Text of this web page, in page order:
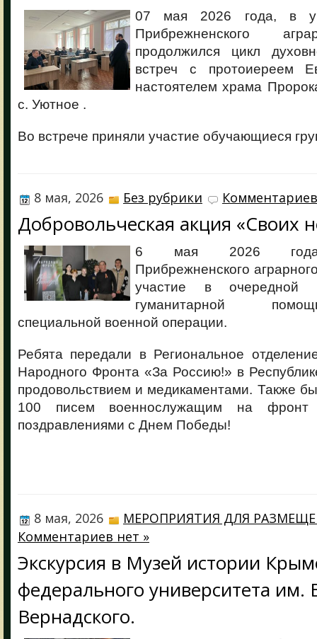
07 мая 2026 года, в
Прибрежненского
продолжился цикл
встреч с протоиереем
настоятелем храма
с. Уютное .
Во встрече приняли участие обучающиеся
8 мая, 2026 Без рубрики
Добровольческая акция «Своих
6 мая 2026 года,
Прибрежненского
участие в очередной
гуманитарной
специальной военной операции.
Ребята передали в Региональное
Народного Фронта «За Россию!» в
продовольствием и медикаментами. Также
100 писем военнослужащим на фронт
поздравлениями с Днем Победы!
8 мая, 2026
МЕРОПРИЯТИЯ ДЛЯ
Комментариев нет »
Экскурсия в Музей истории
федерального университета им.
Вернадского.